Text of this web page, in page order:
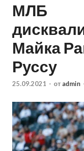
МЛБ
Майка
Руссу
25.09.2021 - от admin